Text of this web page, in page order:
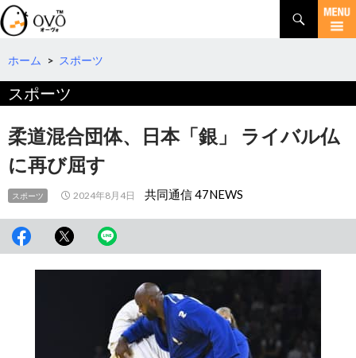
検
索
コ
テ
へ
動
ホーム > スポーツ
スポーツ
柔道混合団体、日本「銀」 ライバル仏
に再び屈す
スポーツ 2024年8月4日 共同通信 47NEWS